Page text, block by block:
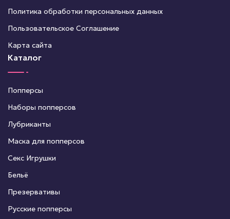
Политика обработки персональных данных
Пользовательское Соглашение
Карта сайта
Каталог
Попперсы
Наборы попперсов
Лубриканты
Маска для попперсов
Секс Игрушки
Бельё
Презервативы
Русские попперсы